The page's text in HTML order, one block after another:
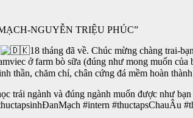
NGUYỄN TRIỆU PHÚC”
18 tháng đã về. Chúc mừng chàng trai-
ở farm bò sữa (đúng như mong muốn
thần, chăm chỉ, chân cứng đá mềm hoàn
trái ngành và đúng ngành muốn được như
#intern #thuctapsChauÂu